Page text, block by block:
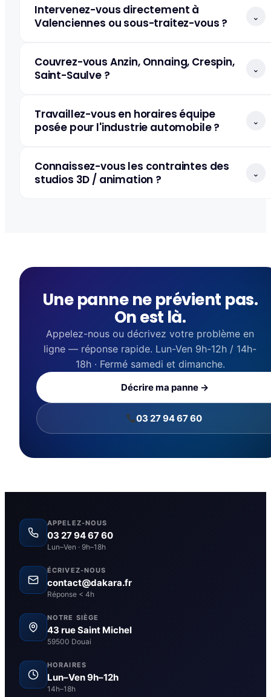
Intervenez-vous directement à
Valenciennes ou sous-traitez-vous ?
⌄
Couvrez-vous Anzin, Onnaing, Crespin,
Saint-Saulve ?
⌄
Travaillez-vous en horaires équipe
posée pour l'industrie automobile ?
⌄
Connaissez-vous les contraintes des
studios 3D / animation ?
⌄
Une panne ne prévient pas.
On est là.
Appelez-nous ou décrivez votre problème en
ligne — réponse rapide. Lun-Ven 9h-12h / 14h-
18h · Fermé samedi et dimanche.
Décrire ma panne →
03 27 94 67 60
APPELEZ-NOUS
03 27 94 67 60
Lun–Ven · 9h–18h
ÉCRIVEZ-NOUS
contact@dakara.fr
Réponse < 4h
NOTRE SIÈGE
43 rue Saint Michel
59500 Douai
HORAIRES
Lun–Ven 9h–12h
14h–18h